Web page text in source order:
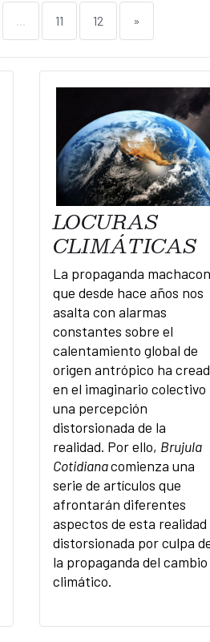
... 11 12 »
LOCURAS
CLIMÁTICAS
La propaganda
que desde hace años nos
asalta con alarmas
constantes sobre el
calentamiento global de
origen antrópico ha
en el imaginario colectivo
una percepción
distorsionada de la
realidad. Por ello, Brujula
Cotidianacomienza una
serie de artículos que
afrontarán diferentes
aspectos de esta realidad
distorsionada por culpa
la propaganda del cambio
climático.